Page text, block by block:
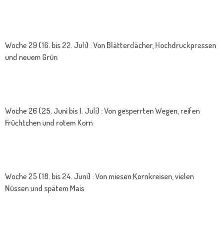
Woche 29 (16. bis 22. Juli) : Von Blätterdächer, Hochdruckpressen
und neuem Grün
Woche 26 (25. Juni bis 1. Juli) : Von gesperrten Wegen, reifen
Früchtchen und rotem Korn
Woche 25 (18. bis 24. Juni) : Von miesen Kornkreisen, vielen
Nüssen und spätem Mais